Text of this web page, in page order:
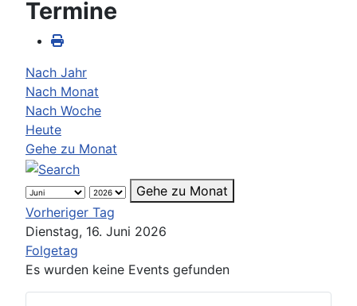
Termine
Nach Jahr
Nach Monat
Nach Woche
Heute
Gehe zu Monat
Gehe zu Monat
Vorheriger Tag
Dienstag, 16. Juni 2026
Folgetag
Es wurden keine Events gefunden